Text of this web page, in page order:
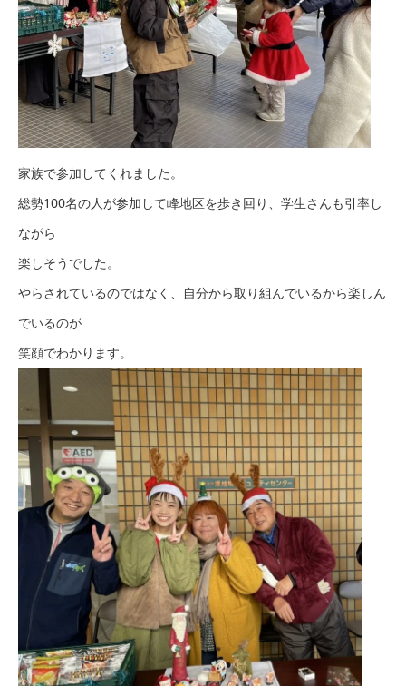
家族で参加してくれました。
総勢100名の人が参加して峰地区を歩き回り、学生さんも引率し
ながら
楽しそうでした。
やらされているのではなく、自分から取り組んでいるから楽しん
でいるのが
笑顔でわかります。